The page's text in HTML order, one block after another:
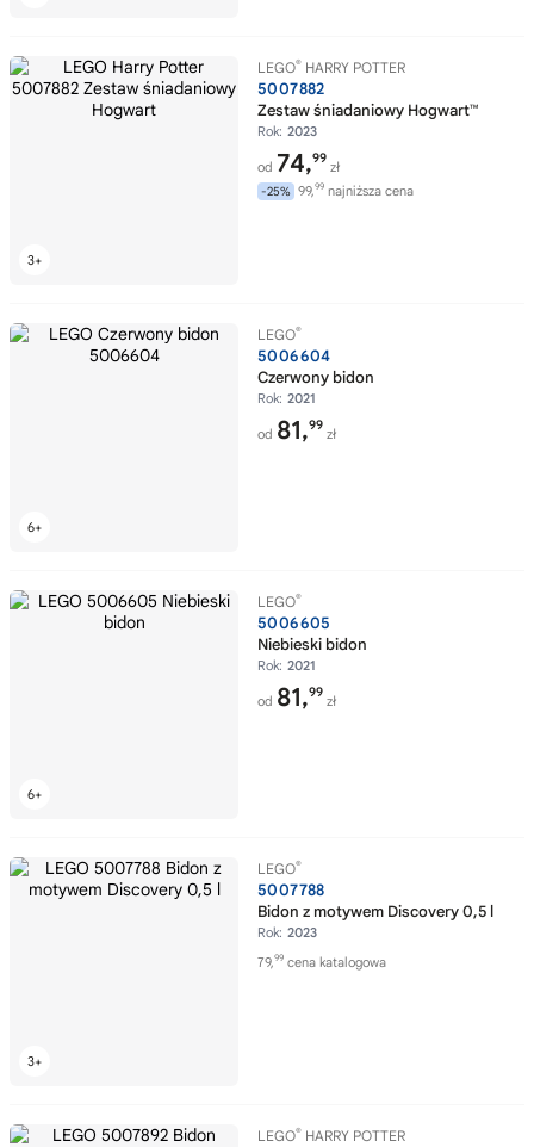
LEGO® HARRY POTTER
5007882
Zestaw śniadaniowy Hogwart™
Rok: 2023
od 74,99
zł
-25% 99,99 najniższa cena
LEGO®
5006604
Czerwony bidon
Rok: 2021
od 81,99
zł
LEGO®
5006605
Niebieski bidon
Rok: 2021
od 81,99
zł
LEGO®
5007788
Bidon z motywem Discovery 0,5 l
Rok: 2023
79,99 cena katalogowa
LEGO® HARRY POTTER